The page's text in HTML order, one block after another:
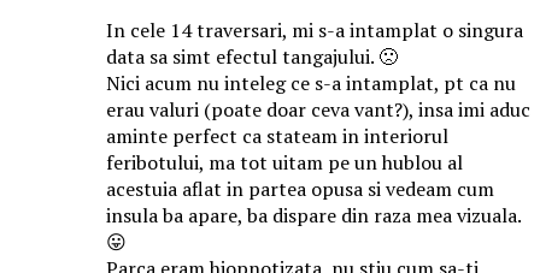
In cele 14 traversari, mi s-a intamplat o singura
data sa simt efectul tangajului. 🙁
Nici acum nu inteleg ce s-a intamplat, pt ca nu
erau valuri (poate doar ceva vant?), insa imi aduc
aminte perfect ca stateam in interiorul
feribotului, ma tot uitam pe un hublou al
acestuia aflat in partea opusa si vedeam cum
insula ba apare, ba dispare din raza mea vizuala.
😛